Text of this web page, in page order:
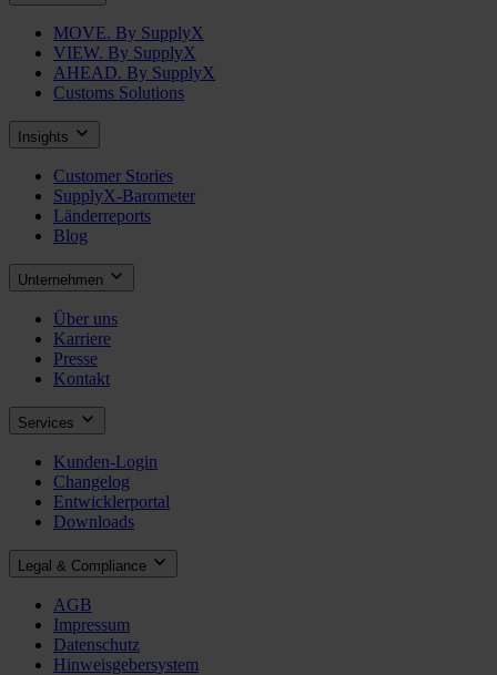
MOVE. By SupplyX
VIEW. By SupplyX
AHEAD. By SupplyX
Customs Solutions
Insights
Customer Stories
SupplyX-Barometer
Länderreports
Blog
Unternehmen
Über uns
Karriere
Presse
Kontakt
Services
Kunden-Login
Changelog
Entwicklerportal
Downloads
Legal & Compliance
AGB
Impressum
Datenschutz
Hinweisgebersystem